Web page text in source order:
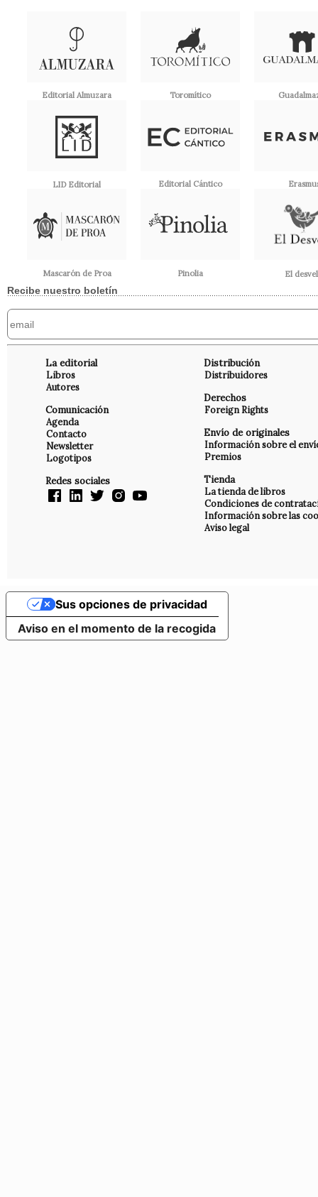
Editorial Almuzara Toromítico
LID Editorial Editorial Cántico
Mascarón de Proa Pinolia El
Recibe nuestro boletín
La editorial
Libros
Autores
Comunicación
Agenda
Contacto
Newsletter
Logotipos
Redes sociales
Distribución
Distribuidores
Derechos
Foreign Rights
Envío de originales
Información sobre el
Premios
Tienda
La tienda de libros
Condiciones de
Información sobre las
Aviso legal
Aviso en el momento de la recogida
Sus opciones de privacidad